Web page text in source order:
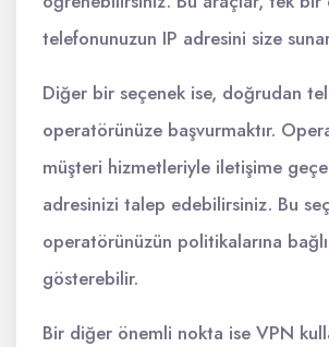
telefonunuzun IP adresini size
Diğer bir seçenek ise, doğrudan
operatörünüze başvurmaktır.
müşteri hizmetleriyle iletişime
adresinizi talep edebilirsiniz. Bu
operatörünüzün politikalarına
gösterebilir.
Bir diğer önemli nokta ise VPN